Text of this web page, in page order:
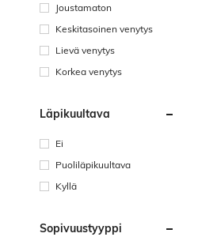
Joustamaton
Keskitasoinen venytys
Lievä venytys
Korkea venytys
Läpikuultava
Ei
Puoliläpikuultava
Kyllä
Sopivuustyyppi